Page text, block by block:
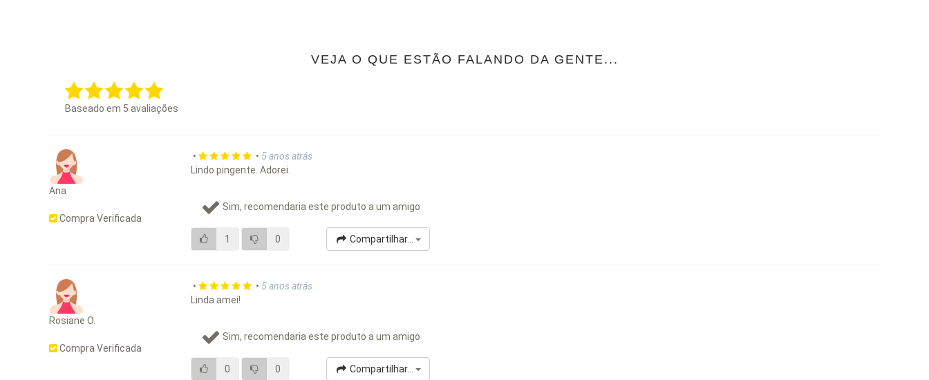
VEJA O QUE ESTÃO FALANDO DA GENTE...
Baseado em 5 avaliações
Ana
Compra Verificada
• • 5 anos atrás
Lindo pingente. Adorei.
Sim, recomendaria este produto a um amigo
1 0 Compartilhar...
Rosiane O.
Compra Verificada
• • 5 anos atrás
Linda amei!
Sim, recomendaria este produto a um amigo
0 0 Compartilhar...